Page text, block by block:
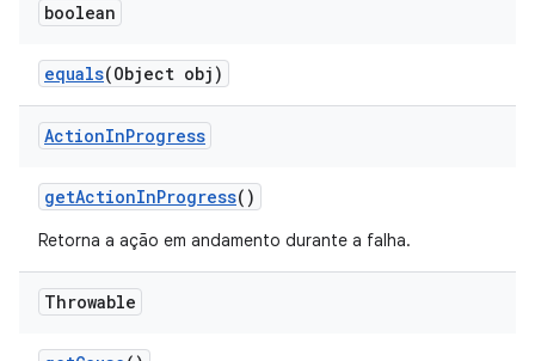
boolean
equals(Object obj)
ActionInProgress
getActionInProgress()
Retorna a ação em andamento durante a falha.
Throwable